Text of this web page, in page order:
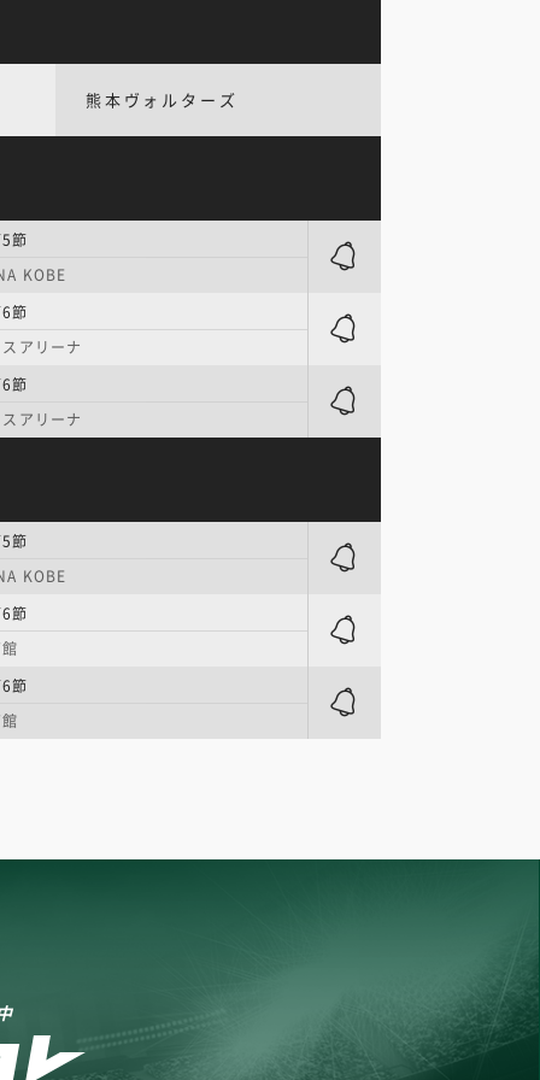
熊本ヴォルターズ
節
KOBE
節
アリーナ
節
アリーナ
節
KOBE
節
節